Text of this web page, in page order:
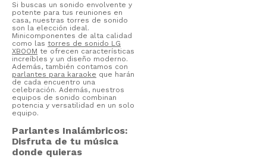
Si buscas un sonido envolvente y
potente para tus reuniones en
casa, nuestras torres de sonido
son la elección ideal.
Minicomponentes de alta calidad
como las torres de sonido LG
XBOOM te ofrecen características
increíbles y un diseño moderno.
Además, también contamos con
parlantes para karaoke que harán
de cada encuentro una
celebración. Además, nuestros
equipos de sonido combinan
potencia y versatilidad en un solo
equipo.
Parlantes Inalámbricos:
Disfruta de tu música
donde quieras